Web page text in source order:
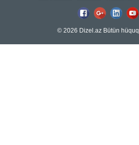
© 2026 Dizel.az Bütün